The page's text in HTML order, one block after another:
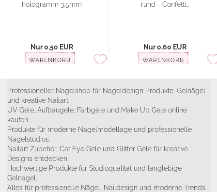
hologramm 3,5mm
Nur 0,50 EUR
WARENKORB
rund - Confetti...
Nur 0,60 EUR
WARENKORB
Professioneller Nagelshop für Nageldesign Produkte, Gelnägel
und kreative Nailart.
UV Gele, Aufbaugele, Farbgele und Make Up Gele online
kaufen.
Produkte für moderne Nagelmodellage und professionelle
Nagelstudios.
Nailart Zubehör, Cat Eye Gele und Glitter Gele für kreative
Designs entdecken.
Hochwertige Produkte für Studioqualität und langlebige
Gelnägel.
Alles für professionelle Nägel, Naildesign und moderne Trends.